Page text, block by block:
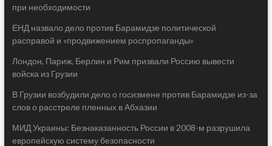
при необходимости
ЕНД назвало дело против Барамидзе политической
расправой и «продвижением роспропаганды»
Лондон, Париж, Берлин и Рим призвали Россию вывести
войска из Грузии
В Грузии возбудили дело о госизмене против Барамидзе из-за
слов о расстреле пленных в Абхазии
МИД Украины: Безнаказанность России в 2008-м разрушила
европейскую систему безопасности